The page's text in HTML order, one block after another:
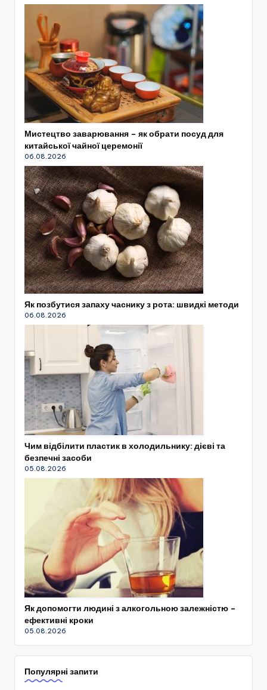
Мистецтво заварювання – як обрати посуд для
китайської чайної церемонії
06.08.2026
Як позбутися запаху часнику з рота: швидкі методи
06.08.2026
Чим відбілити пластик в холодильнику: дієві та
безпечні засоби
05.08.2026
Як допомогти людині з алкогольною залежністю –
ефективні кроки
05.08.2026
Популярні запити